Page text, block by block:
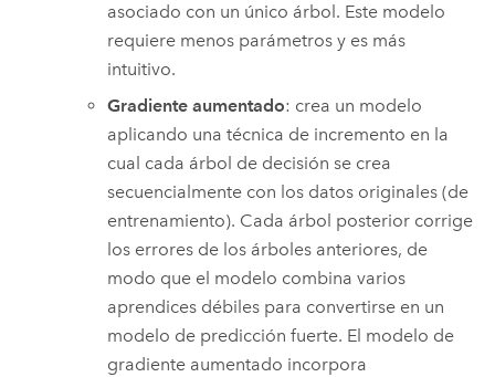
asociado con un único árbol. Este modelo
requiere menos parámetros y es más
intuitivo.
Gradiente aumentado: crea un modelo
aplicando una técnica de incremento en la
cual cada árbol de decisión se crea
secuencialmente con los datos originales (de
entrenamiento). Cada árbol posterior corrige
los errores de los árboles anteriores, de
modo que el modelo combina varios
aprendices débiles para convertirse en un
modelo de predicción fuerte. El modelo de
gradiente aumentado incorpora